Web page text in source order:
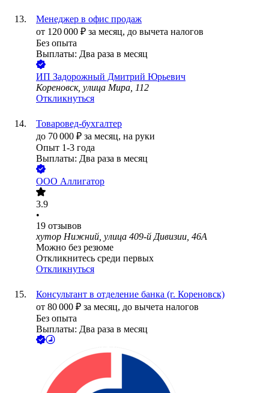
Менеджер в офис продаж
от 120 000 ₽ за месяц, до вычета налогов
Без опыта
Выплаты: Два раза в месяц
ИП Задорожный Дмитрий Юрьевич
Кореновск, улица Мира, 112
Откликнуться
Товаровед-бухгалтер
до 70 000 ₽ за месяц, на руки
Опыт 1-3 года
Выплаты: Два раза в месяц
ООО Аллигатор
3.9
•
19 отзывов
хутор Нижний, улица 409-й Дивизии, 46А
Можно без резюме
Откликнитесь среди первых
Откликнуться
Консультант в отделение банка (г. Кореновск)
от 80 000 ₽ за месяц, до вычета налогов
Без опыта
Выплаты: Два раза в месяц